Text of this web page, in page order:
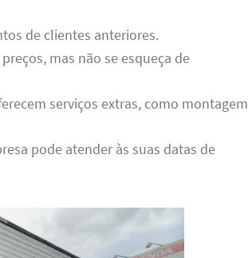
de clientes anteriores.
mas não se esqueça de
serviços extras, como montagem
pode atender às suas datas de